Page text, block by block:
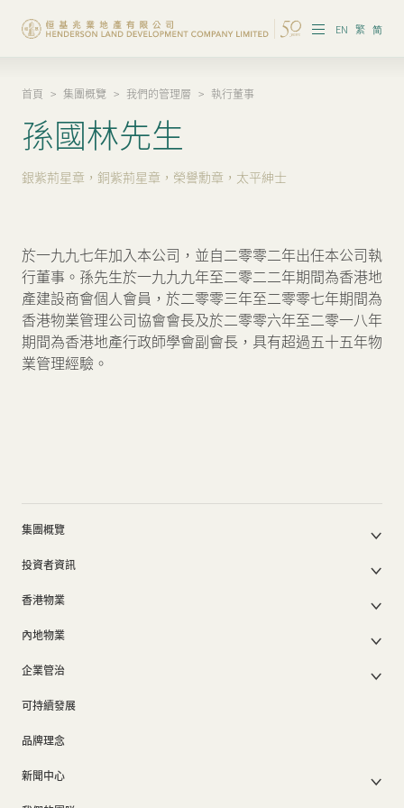
EN 繁 简
集團概覽
投資者資訊
香港物業
企業管治
可持續發展
我們的團隊
聯絡我們 網頁連結
首頁 > 集團概覽 > 我們的管理層 > 執行董事
孫國林先生
銀紫荊星章，銅紫荊星章，榮譽勳章，太平紳士
於一九九七年加入本公司，並自二零零二年出任本公司執
行董事。孫先生於一九九九年至二零二二年期間為香港地
產建設商會個人會員，於二零零三年至二零零七年期間為
香港物業管理公司協會會長及於二零零六年至二零一八年
期間為香港地產行政師學會副會長，具有超過五十五年物
業管理經驗。
集團概覽
集團架構
我們的創辦人
50周年
內地業務
物業相關業務
獎項及榮譽
投資者資訊
股東週年大會文件
中期報告/年報及可持續發展報告
以電子方式發布公司通訊之安排
證券變動報表
香港物業
其他物業
香港出租物業
內地物業
內地出租物業
過去主要發展項目
企業管治
集團政策
可持續發展
品牌理念
新聞中心